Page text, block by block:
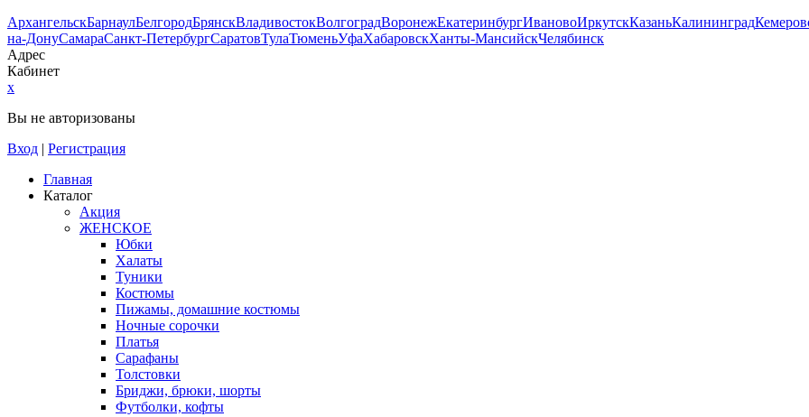
АрхангельскБарнаулБелгородБрянскВладивостокВолгоградВоронежЕкатеринбургИвановоИркутскКазаньКалининград
на-ДонуСамараСанкт-ПетербургСаратовТулаТюменьУфаХабаровскХанты-МансийскЧелябинск
Адрес
Кабинет
x
Вы не авторизованы
Вход | Регистрация
Главная
Каталог
Акция
ЖЕНСКОЕ
Юбки
Халаты
Туники
Костюмы
Пижамы, домашние костюмы
Ночные сорочки
Платья
Сарафаны
Толстовки
Бриджи, брюки, шорты
Футболки, кофты